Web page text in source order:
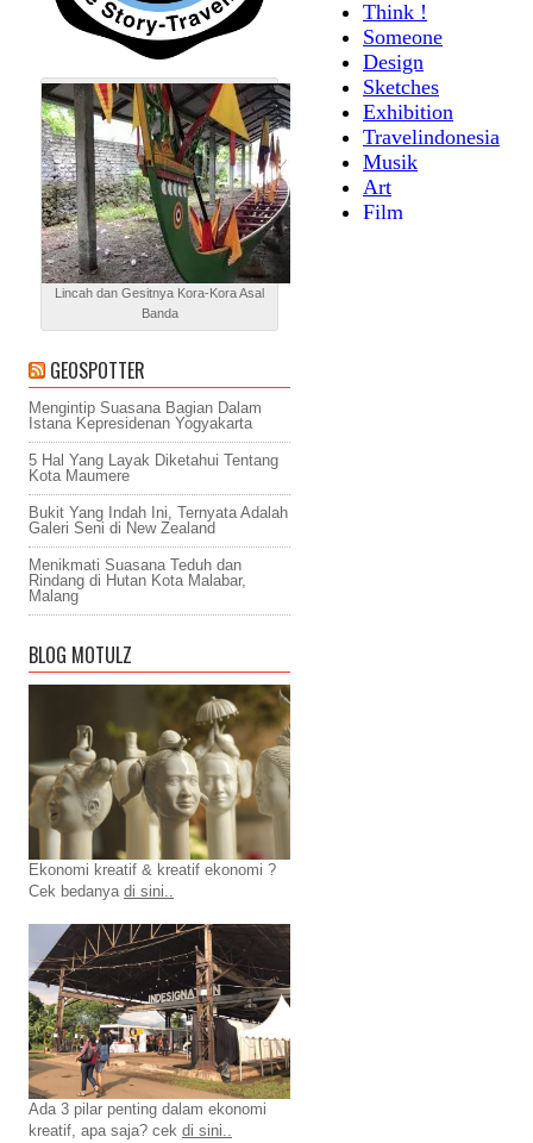
Lincah dan Gesitnya Kora-Kora Asal
Banda
GEOSPOTTER
Mengintip Suasana Bagian Dalam
Istana Kepresidenan Yogyakarta
5 Hal Yang Layak Diketahui Tentang
Kota Maumere
Bukit Yang Indah Ini, Ternyata Adalah
Galeri Seni di New Zealand
Menikmati Suasana Teduh dan
Rindang di Hutan Kota Malabar,
Malang
BLOG MOTULZ
Ekonomi kreatif & kreatif ekonomi ?
Cek bedanya di sini..
Ada 3 pilar penting dalam ekonomi
kreatif, apa saja? cek di sini..